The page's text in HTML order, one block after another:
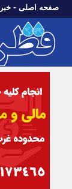
صفحه اصلی - خبر